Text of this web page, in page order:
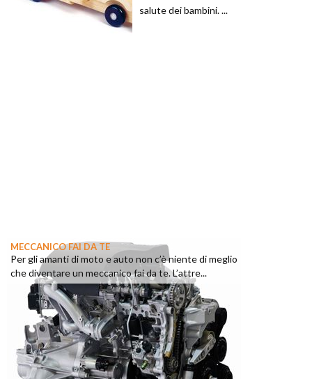
salute dei bambini. ...
MECCANICO FAI DA TE
Per gli amanti di moto e auto non c’è niente di meglio
che diventare un meccanico fai da te. L’attre...